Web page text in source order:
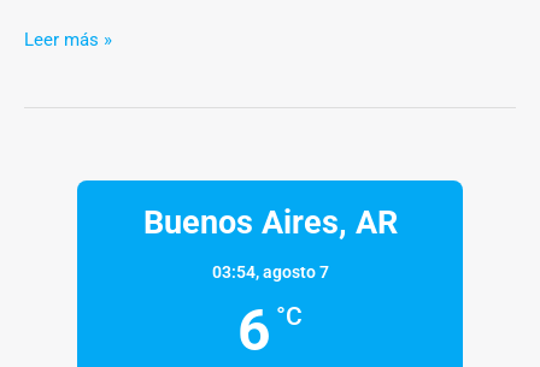
Leer más »
Buenos Aires, AR
03:54,agosto 7
6 °C